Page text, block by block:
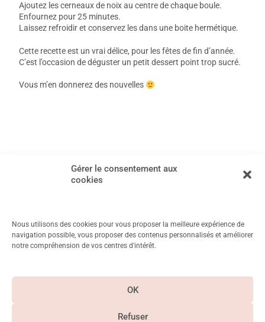
Gérer le consentement aux
cookies
Nous utilisons des cookies pour vous proposer la meilleure expérience de
navigation possible, vous proposer des contenus personnalisés et améliorer
notre compréhension de vos centres d'intérêt.
OK
Refuser
Ajoutez les cerneaux de noix au centre de chaque boule.
Enfournez pour 25 minutes.
Laissez refroidir et conservez les dans une boite hermétique.
Cette recette est un vrai délice, pour les fêtes de fin d’année.
C’est l’occasion de déguster un petit dessert point trop sucré.
Vous m’en donnerez des nouvelles
Métro Duroc, Vanneau, Saint Placide
Suivez-nous sur